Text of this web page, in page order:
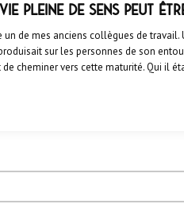
pleine de sens peut
un de mes anciens collègues de
sur les personnes de son
cheminer vers cette maturité. Qui il